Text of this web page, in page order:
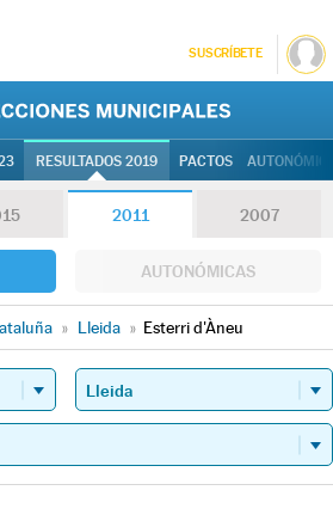
SUSCRÍBETE
RESULTADOS 2019 PACTOS
2011 2007
AUTONÓMICAS
» Lleida » Esterri d'Àneu